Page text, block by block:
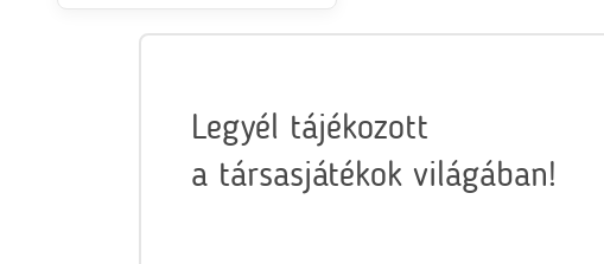
Legyél tájékozott
a társasjátékok világában!